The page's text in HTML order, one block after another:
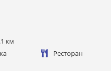
км
Ресторан